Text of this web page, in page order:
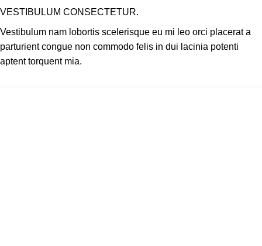
VESTIBULUM CONSECTETUR.
Vestibulum nam lobortis scelerisque eu mi leo orci placerat a
parturient congue non commodo felis in dui lacinia potenti
aptent torquent mia.